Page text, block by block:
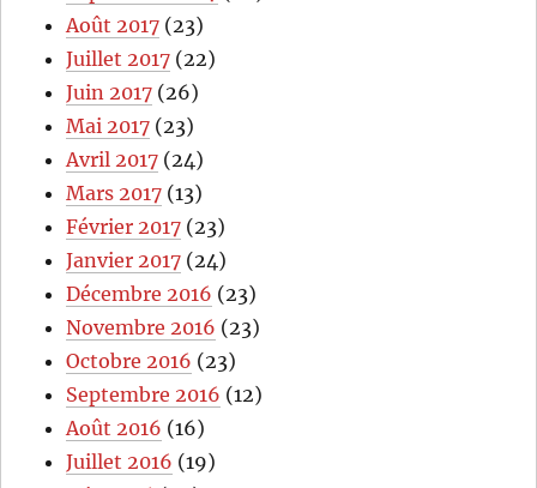
Août 2017 (23)
Juillet 2017 (22)
Juin 2017 (26)
Mai 2017 (23)
Avril 2017 (24)
Mars 2017 (13)
Février 2017 (23)
Janvier 2017 (24)
Décembre 2016 (23)
Novembre 2016 (23)
Octobre 2016 (23)
Septembre 2016 (12)
Août 2016 (16)
Juillet 2016 (19)